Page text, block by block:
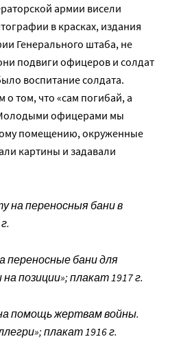
армии висели
в красках, издания
Генерального штаба, не
подвиги офицеров и солдат
воспитание солдата.
о том, что «сам погибай, а
офицерами мы
помещению, окруженные
картины и задавали
на переносныя бани в
переносные бани для
позиции»; плакат 1917 г.
помощь жертвам войны.
плакат 1916 г.